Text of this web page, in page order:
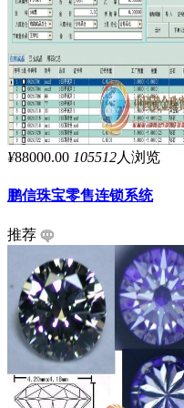
¥88000.00 105512人浏览
鹏信珠宝零售连锁系统
推荐